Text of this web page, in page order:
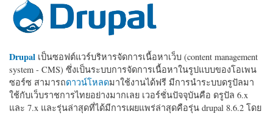
Drupal เป็นซอฟต์แวร์บริหารจัดการเนื้อหาเว็บ (content management
system - CMS) ซึ่งเป็นระบบการจัดการเนื้อหาในรูปแบบของโอเพน
ซอร์ซ สามารถดาวน์โหลดมาใช้งานได้ฟรี มีการนำระบบดรูปัลมา
ใช้กับเว็บราชการไทยอย่างมากเลย เวอร์ชั่นปัจจุบันคือ ดรูปัล 6.x
และ 7.x และรุ่นล่าสุดที่ได้มีการเผยแพร่ล่าสุดคือรุ่น drupal 8.6.2 โดย